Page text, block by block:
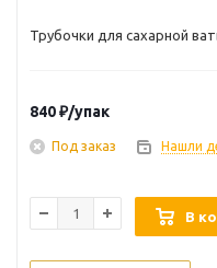
Трубочки для сахарной
840₽/упак
Под заказ Нашли
В